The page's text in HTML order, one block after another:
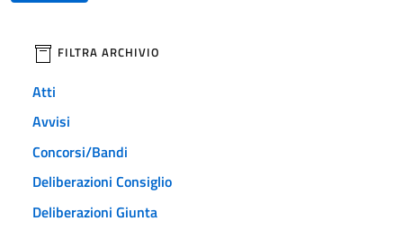
filtri da applicare
FILTRA ARCHIVIO
Atti
Avvisi
Concorsi/Bandi
Deliberazioni Consiglio
Deliberazioni Giunta